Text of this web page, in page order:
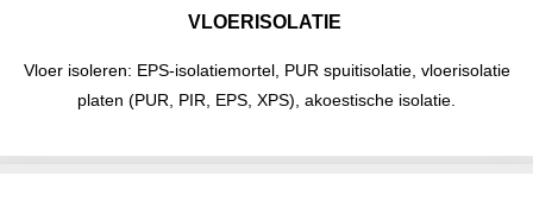
VLOERISOLATIE
Vloer isoleren: EPS-isolatiemortel, PUR spuitisolatie, vloerisolatie
platen (PUR, PIR, EPS, XPS), akoestische isolatie.